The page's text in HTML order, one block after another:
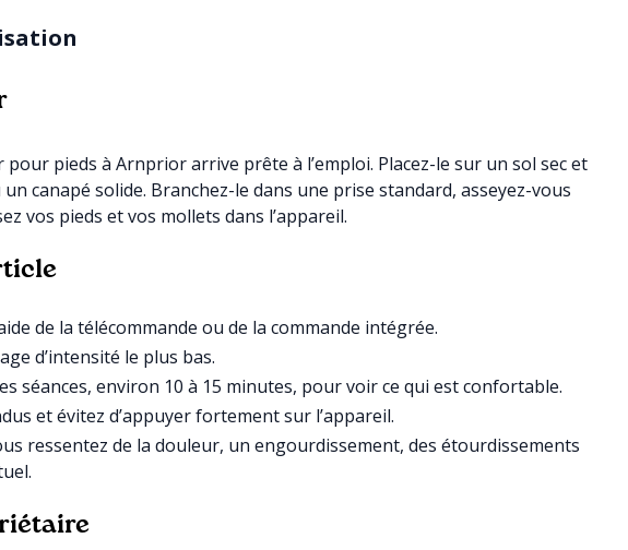
pieds à Arnprior arrive prête à l’emploi. Placez-le sur un sol sec et
canapé solide. Branchez-le dans une prise standard, asseyez-vous
vos pieds et vos mollets dans l’appareil.
de la télécommande ou de la commande intégrée.
d’intensité le plus bas.
séances, environ 10 à 15 minutes, pour voir ce qui est confortable.
et évitez d’appuyer fortement sur l’appareil.
ressentez de la douleur, un engourdissement, des étourdissements